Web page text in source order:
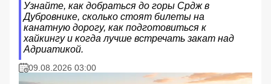
Узнайте, как добраться до горы Срдж в
Дубровнике, сколько стоят билеты на
канатную дорогу, как подготовиться к
хайкингу и когда лучше встречать закат над
Адриатикой.
09.08.2026 03:00